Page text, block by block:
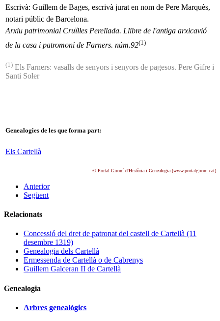
Escrivà: Guillem de Bages, escrivà jurat en nom de Pere Marquès,
notari públic de Barcelona.
Arxiu patrimonial Cruïlles Perellada. Llibre de l'antiga arxicavió
de la casa i patromoni de Farners. núm.92(1)
(1) Els Farners: vasalls de senyors i senyors de pagesos. Pere Gifre i
Santi Soler
Genealogies de les que forma part:
Els Cartellà
© Portal Gironí d'Història i Genealogia (www.portalgironi.cat)
Anterior
Següent
Relacionats
Concessió del dret de patronat del castell de Cartellà (11
desembre 1319)
Genealogia dels Cartellà
Ermessenda de Cartellà o de Cabrenys
Guillem Galceran II de Cartellà
Genealogia
Arbres genealògics